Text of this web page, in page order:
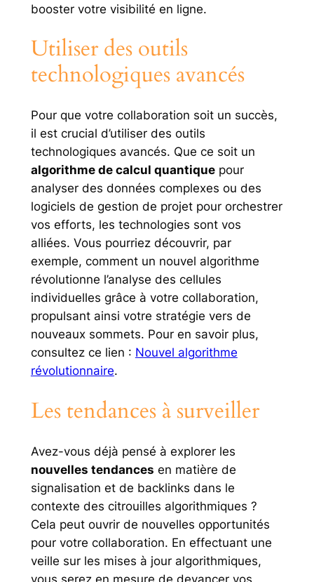
booster votre visibilité en ligne.
Utiliser des outils
technologiques avancés
Pour que votre collaboration soit un succès,
il est crucial d’utiliser des outils
technologiques avancés. Que ce soit un
algorithme de calcul quantiquepour
analyser des données complexes ou des
logiciels de gestion de projet pour orchestrer
vos efforts, les technologies sont vos
alliées. Vous pourriez découvrir, par
exemple, comment un nouvel algorithme
révolutionne l’analyse des cellules
individuelles grâce à votre collaboration,
propulsant ainsi votre stratégie vers de
nouveaux sommets. Pour en savoir plus,
consultez ce lien : Nouvel algorithme
révolutionnaire.
Les tendances à surveiller
Avez-vous déjà pensé à explorer les
nouvelles tendances en matière de
signalisation et de backlinks dans le
contexte des citrouilles algorithmiques ?
Cela peut ouvrir de nouvelles opportunités
pour votre collaboration. En effectuant une
veille sur les mises à jour algorithmiques,
vous serez en mesure de devancer vos